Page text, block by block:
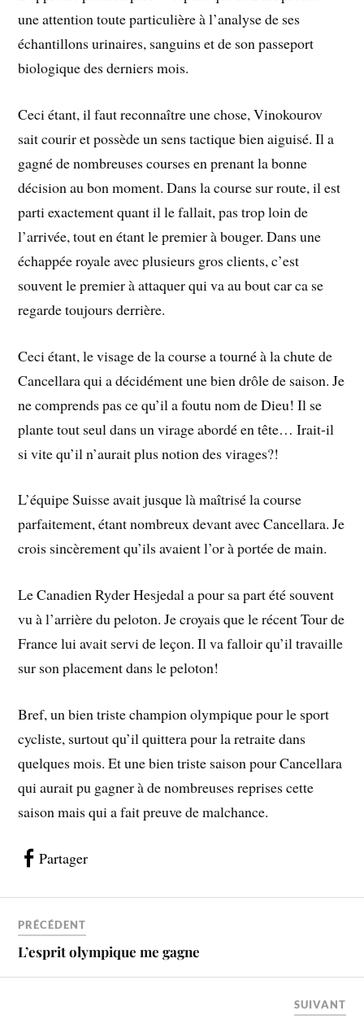
une attention toute particulière à l’analyse de ses
échantillons urinaires, sanguins et de son passeport
biologique des derniers mois.
Ceci étant, il faut reconnaître une chose, Vinokourov
sait courir et possède un sens tactique bien aiguisé. Il a
gagné de nombreuses courses en prenant la bonne
décision au bon moment. Dans la course sur route, il est
parti exactement quant il le fallait, pas trop loin de
l’arrivée, tout en étant le premier à bouger. Dans une
échappée royale avec plusieurs gros clients, c’est
souvent le premier à attaquer qui va au bout car ca se
regarde toujours derrière.
Ceci étant, le visage de la course a tourné à la chute de
Cancellara qui a décidément une bien drôle de saison. Je
ne comprends pas ce qu’il a foutu nom de Dieu! Il se
plante tout seul dans un virage abordé en tête… Irait-il
si vite qu’il n’aurait plus notion des virages?!
L’équipe Suisse avait jusque là maîtrisé la course
parfaitement, étant nombreux devant avec Cancellara. Je
crois sincèrement qu’ils avaient l’or à portée de main.
Le Canadien Ryder Hesjedal a pour sa part été souvent
vu à l’arrière du peloton. Je croyais que le récent Tour de
France lui avait servi de leçon. Il va falloir qu’il travaille
sur son placement dans le peloton!
Bref, un bien triste champion olympique pour le sport
cycliste, surtout qu’il quittera pour la retraite dans
quelques mois. Et une bien triste saison pour Cancellara
qui aurait pu gagner à de nombreuses reprises cette
saison mais qui a fait preuve de malchance.
Partager
PRÉCÉDENT
L’esprit olympique me gagne
SUIVANT